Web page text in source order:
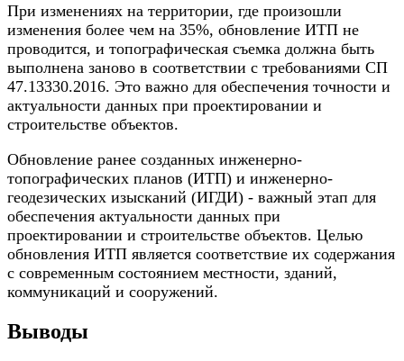
При изменениях на территории, где произошли
изменения более чем на 35%, обновление ИТП не
проводится, и топографическая съемка должна быть
выполнена заново в соответствии с требованиями СП
47.13330.2016. Это важно для обеспечения точности и
актуальности данных при проектировании и
строительстве объектов.
Обновление ранее созданных инженерно-
топографических планов (ИТП) и инженерно-
геодезических изысканий (ИГДИ) - важный этап для
обеспечения актуальности данных при
проектировании и строительстве объектов. Целью
обновления ИТП является соответствие их содержания
с современным состоянием местности, зданий,
коммуникаций и сооружений.
Выводы